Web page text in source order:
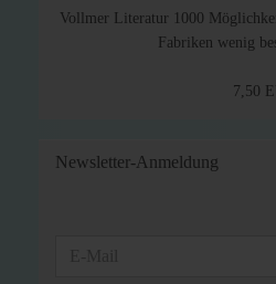
Vollmer Literatur 1000
Fabriken wenig
7,50
Newsletter-Anmeldung